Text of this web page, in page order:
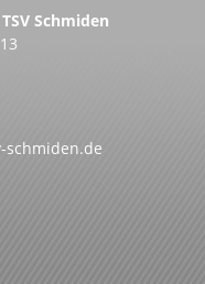
Schmiden
schmiden.de